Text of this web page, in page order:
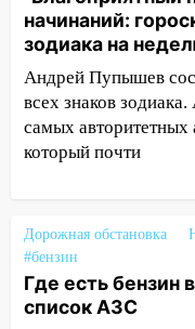
08:20 В
трамвайную и
08:19
пропал 67-
08:11
07:30 Евро-3
означают
заливать
современные
начинаний:
зодиака на
Андрей Пупышев
всех знаков
самых авторитетных
который почти
Дорожная обстановка
#бензин
Где есть бензин
список АЗС